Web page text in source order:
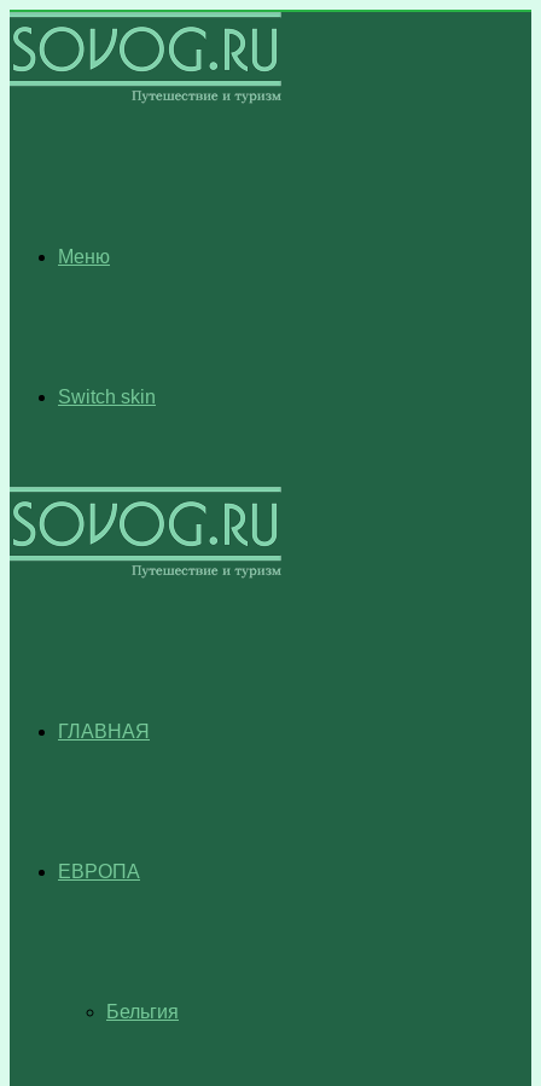
Меню
Switch skin
ГЛАВНАЯ
ЕВРОПА
Бельгия